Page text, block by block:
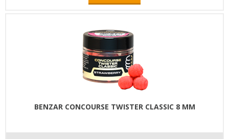
BENZAR CONCOURSE TWISTER CLASSIC 8 MM